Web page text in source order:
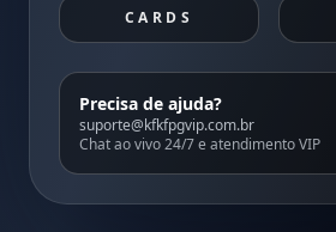
CARDS
Precisa de ajuda?
suporte@kfkfpgvip.com.br
Chat ao vivo 24/7 e atendimento VIP